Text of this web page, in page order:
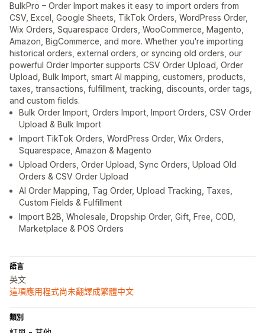
BulkPro – Order Import makes it easy to import orders from
CSV, Excel, Google Sheets, TikTok Orders, WordPress Order,
Wix Orders, Squarespace Orders, WooCommerce, Magento,
Amazon, BigCommerce, and more. Whether you're importing
historical orders, external orders, or syncing old orders, our
powerful Order Importer supports CSV Order Upload, Order
Upload, Bulk Import, smart AI mapping, customers, products,
taxes, transactions, fulfillment, tracking, discounts, order tags,
and custom fields.
Bulk Order Import, Orders Import, Import Orders, CSV Order
Upload & Bulk Import
Import TikTok Orders, WordPress Order, Wix Orders,
Squarespace, Amazon & Magento
Upload Orders, Order Upload, Sync Orders, Upload Old
Orders & CSV Order Upload
AI Order Mapping, Tag Order, Upload Tracking, Taxes,
Custom Fields & Fulfillment
Import B2B, Wholesale, Dropship Order, Gift, Free, COD,
Marketplace & POS Orders
語言
英文
這項應用程式尚未翻譯成繁體中文
類別